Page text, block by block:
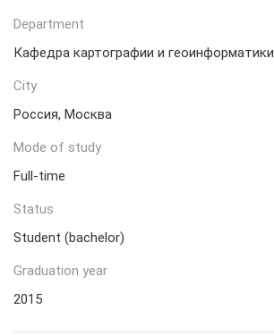
Department
Кафедра картографии и геоинформатики
City
Россия, Москва
Mode of study
Full-time
Status
Student (bachelor)
Graduation year
2015